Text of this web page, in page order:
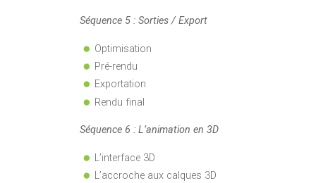
Séquence 5 : Sorties / Export
Optimisation
Pré-rendu
Exportation
Rendu final
Séquence 6 : L’animation en 3D
L’interface 3D
L’accroche aux calques 3D